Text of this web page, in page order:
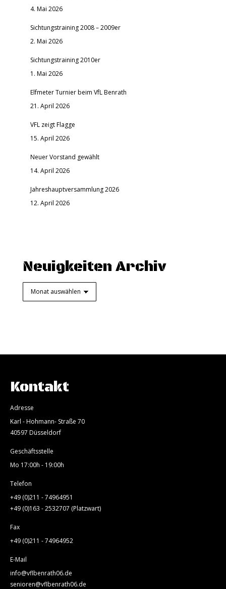
4. Mai 2026
Sichtungstraining 2008 – 2009er
2. Mai 2026
Sichtungstraining 2010er
1. Mai 2026
Elfmeter Turnier beim VfL Benrath
21. April 2026
VFL zeigt Flagge
15. April 2026
Neuer Vorstand gewählt
14. April 2026
Jahreshauptversammlung 2026
12. April 2026
Neuigkeiten Archiv
Kontakt
Adresse
Karl - Hohmann- Straße 70
40597 Düsseldorf
Geschäftsstelle
Mo 17:00h - 19:00h
Telefon
+49 (0)211 - 74964951
+49 (0)163 - 2532707 (Platzwart)
Fax
+49 (0)211 - 74964952
E-Mail
info@vflbenrath06.de
senioren@vflbenrath06.de